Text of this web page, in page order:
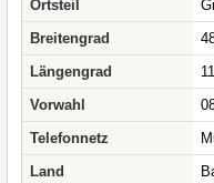
Ortsteil
Breitengrad
Längengrad
Vorwahl
Telefonnetz
Land